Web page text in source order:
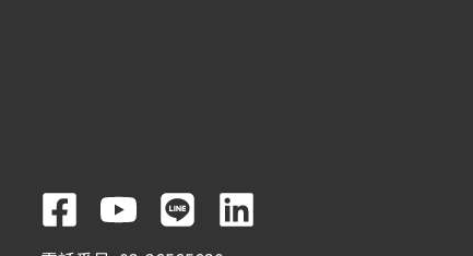
F Y L L